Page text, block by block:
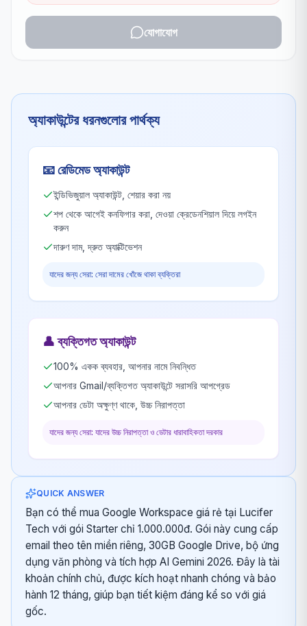
যোগাযোগ
অ্যাকাউন্টের ধরনগুলোর পার্থক্য
📧রেডিমেড অ্যাকাউন্ট
ইন্ডিভিজুয়াল অ্যাকাউন্ট, শেয়ার করা নয়
শপ থেকে আগেই কনফিগার করা, দেওয়া ক্রেডেনশিয়াল দিয়ে লগইন
করুন
দারুণ দাম, দ্রুত অ্যাক্টিভেশন
যাদের জন্য সেরা: সেরা দামের খোঁজে থাকা ব্যক্তিরা
👤ব্যক্তিগত অ্যাকাউন্ট
100% একক ব্যবহার, আপনার নামে নিবন্ধিত
আপনার Gmail/ব্যক্তিগত অ্যাকাউন্টে সরাসরি আপগ্রেড
আপনার ডেটা অক্ষুণ্ণ থাকে, উচ্চ নিরাপত্তা
যাদের জন্য সেরা: যাদের উচ্চ নিরাপত্তা ও ডেটার ধারাবাহিকতা দরকার
QUICK ANSWER
Bạn có thể mua Google Workspace giá rẻ tại Lucifer
Tech với gói Starter chỉ 1.000.000đ. Gói này cung cấp
email theo tên miền riêng, 30GB Google Drive, bộ ứng
dụng văn phòng và tích hợp AI Gemini 2026. Đây là tài
khoản chính chủ, được kích hoạt nhanh chóng và bảo
hành 12 tháng, giúp bạn tiết kiệm đáng kể so với giá
gốc.